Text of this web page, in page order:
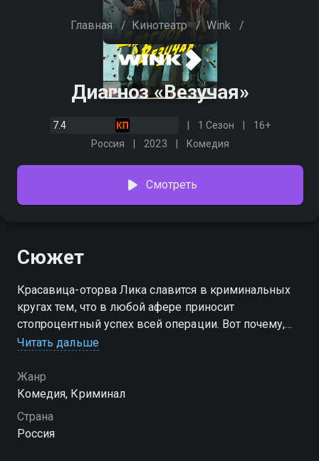
Главная / Кинотеатр / Wink /
Диагноз «Везучая»
7.4 1 Сезон
16+
Россия
2023 Комедия
Смотреть
Сюжет
Красавица-оторва Лика славится в криминальных
кругах тем, что в любой афере приносит
стопроцентный успех всей операции. Вот почему,
когда кому-то нужно состряпать грязное дельце,
смысле притянет удачу. Но когда один из
криминальных авторитетов решает сделать Лику
своим личным талисманом, она вынуждена
пуститься в авантюру вместе с бухгалтером-
Читать дальше
Жанр
Комедия, Криминал
Страна
Россия